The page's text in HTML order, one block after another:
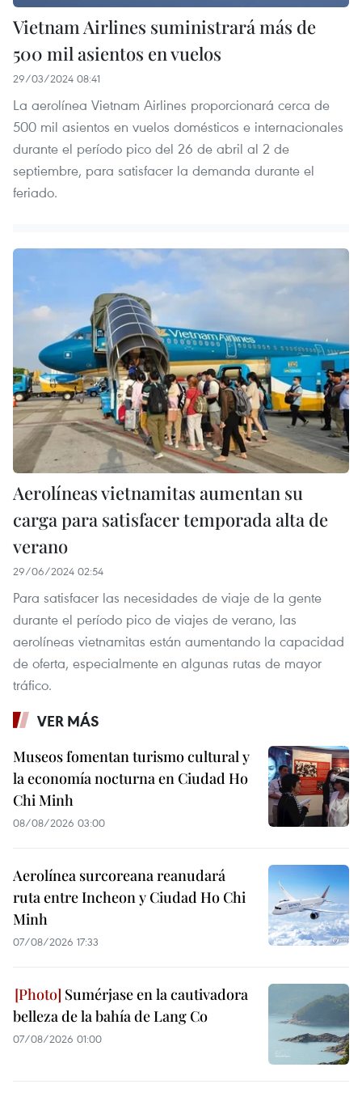
Vietnam Airlines suministrará más de
500 mil asientos en vuelos
29/03/2024 08:41
La aerolínea Vietnam Airlines proporcionará cerca de
500 mil asientos en vuelos domésticos e internacionales
durante el período pico del 26 de abril al 2 de
septiembre, para satisfacer la demanda durante el
feriado.
Aerolíneas vietnamitas aumentan su
carga para satisfacer temporada alta de
verano
29/06/2024 02:54
Para satisfacer las necesidades de viaje de la gente
durante el período pico de viajes de verano, las
aerolíneas vietnamitas están aumentando la capacidad
de oferta, especialmente en algunas rutas de mayor
tráfico.
VER MÁS
Museos fomentan turismo cultural y
la economía nocturna en Ciudad Ho
Chi Minh
08/08/2026 03:00
Aerolínea surcoreana reanudará
ruta entre Incheon y Ciudad Ho Chi
Minh
07/08/2026 17:33
Sumérjase en la cautivadora
belleza de la bahía de Lang Co
07/08/2026 01:00